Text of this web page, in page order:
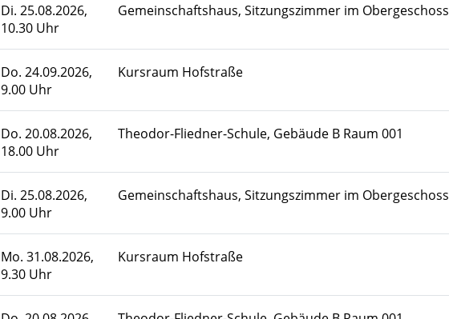
Di. 25.08.2026,
10.30 Uhr
Gemeinschaftshaus, Sitzungszimmer im Obergeschoss
Do. 24.09.2026,
9.00 Uhr
Kursraum Hofstraße
Do. 20.08.2026,
18.00 Uhr
Theodor-Fliedner-Schule, Gebäude B Raum 001
Di. 25.08.2026,
9.00 Uhr
Gemeinschaftshaus, Sitzungszimmer im Obergeschoss
Mo. 31.08.2026,
9.30 Uhr
Kursraum Hofstraße